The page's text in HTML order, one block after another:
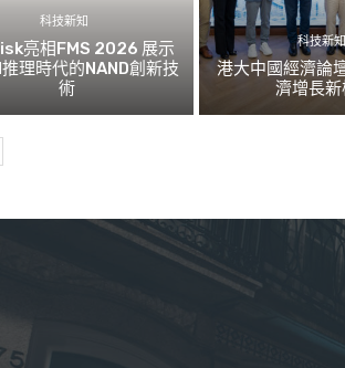
科技新知
亮相FMS 2026 展示
理時代的NAND創新技
術
科技新
港大中國經濟論
濟增長